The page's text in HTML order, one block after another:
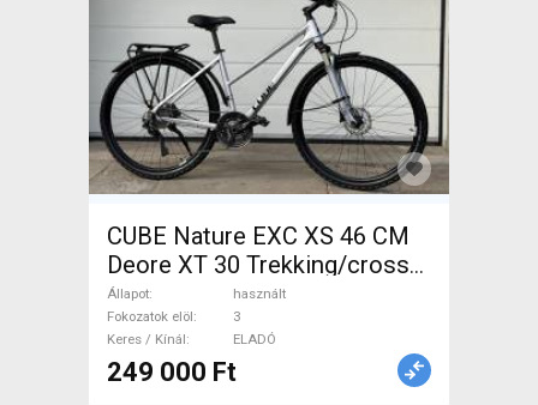
CUBE Nature EXC XS 46 CM
Deore XT 30 Trekking/cross
tárcsafék használt ELADÓ
Állapot
használt
Fokozatok elöl
3
Keres / Kínál
ELADÓ
249 000 Ft